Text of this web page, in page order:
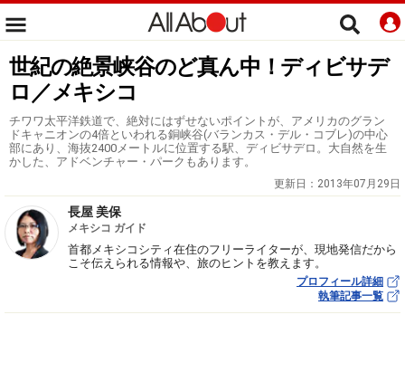
世紀の絶景峡谷のど真ん中！ディビサデ
ロ／メキシコ
チワワ太平洋鉄道で、絶対にはずせないポイントが、アメリカのグラン
ドキャニオンの4倍といわれる銅峡谷(バランカス・デル・コブレ)の中心
部にあり、海抜2400メートルに位置する駅、ディビサデロ。大自然を生
かした、アドベンチャー・パークもあります。
更新日： 2013年07月29日
長屋 美保
メキシコ ガイド
首都メキシコシティ在住のフリーライターが、現地発信だから
こそ伝えられる情報や、旅のヒントを教えます。
プロフィール詳細
執筆記事一覧